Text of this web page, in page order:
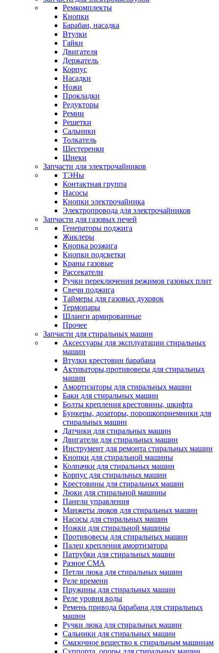
Ремкомплекты
Кнопки
Барабан, насадка
Втулки
Гайки
Двигателя
Держатель
Корпус
Насадки
Ножи
Прокладки
Редукторы
Ремни
Решетки
Сальники
Толкатель
Шестеренки
Шнеки
Запчасти для электрочайников
ТЭНы
Контактная группа
Насосы
Кнопки электрочайника
Электропровода для электрочайников
Запчасти для газовых печей
Генераторы поджига
Жиклеры
Кнопка розжига
Кнопки подсветки
Краны газовые
Рассекатели
Ручки переключения режимов газовых плит
Свечи поджига
Таймеры для газовых духовок
Термопары
Шланги армированные
Прочее
Запчасти для стиральных машин
Аксессуары для эксплуатации стиральных
машин
Втулки крестовин барабана
Активаторы,противовесы для стиральных
машин
Амортизаторы для стиральных машин
Баки для стиральных машин
Болты крепления крестовины, шкифта
Бункеры, дозаторы, порошкоприемники для
стиральных машин
Датчики для стиральных машин
Двигатели для стиральных машин
Инструмент для ремонта стиральных машин
Кнопки для стиральной машины
Колпачки для стиральных машин
Корпус для стиральных машин
Крестовины для стиральных машин
Люки для стиральной машины
Панели управления
Манжеты люков для стиральных машин
Насосы для стиральных машин
Ножки для стиральной машины
Противовесы для стиральных машин
Палец крепления амортизатора
Патрубки для стиральных машин
Разное СМА
Петли люка для стиральных машин
Реле времени
Пружины для стиральных машин
Реле уровня воды
Ремень привода барабана для стиральных
машин
Ручки люка для стиральных машин
Сальники для стиральных машин
Смазочное вещество к стиральным машинам
Суппорта, опоры для стиральных машин